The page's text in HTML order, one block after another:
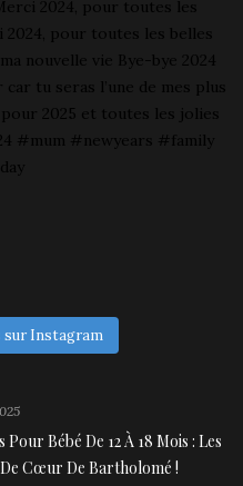
sur Instagram
Pour Bébé De 12 À 18 Mois : Les
Cœur De Bartholomé !